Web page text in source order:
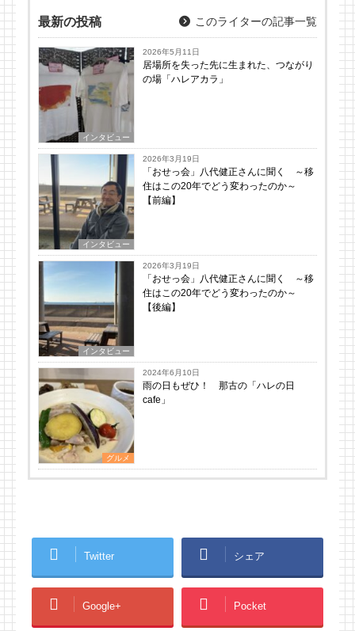
最新の投稿 このライターの記事一覧
インタビュー
2026年5月11日
居場所を失った先に生まれた、つながり
の場「ハレアカラ」
インタビュー
2026年3月19日
「おせっ会」八代健正さんに聞く ～移
住はこの20年でどう変わったのか～
【前編】
インタビュー
2026年3月19日
「おせっ会」八代健正さんに聞く ～移
住はこの20年でどう変わったのか～
【後編】
グルメ
2024年6月10日
雨の日もぜひ！ 那古の「ハレの日
cafe」
Twitter シェア
Google+ Pocket